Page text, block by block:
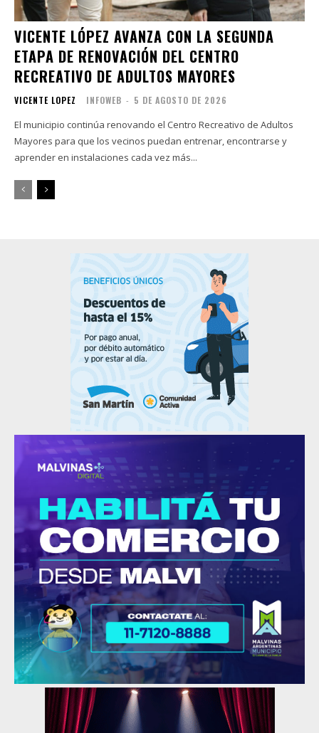
VICENTE LÓPEZ AVANZA CON LA SEGUNDA
ETAPA DE RENOVACIÓN DEL CENTRO
RECREATIVO DE ADULTOS MAYORES
VICENTE LOPEZ INFOWEB - 5 DE AGOSTO DE 2026
El municipio continúa renovando el Centro Recreativo de Adultos
Mayores para que los vecinos puedan entrenar, encontrarse y
aprender en instalaciones cada vez más...